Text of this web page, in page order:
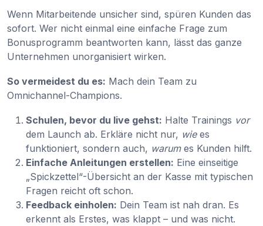
Wenn Mitarbeitende unsicher sind, spüren Kunden das
sofort. Wer nicht einmal eine einfache Frage zum
Bonusprogramm beantworten kann, lässt das ganze
Unternehmen unorganisiert wirken.
So vermeidest du es: Mach dein Team zu
Omnichannel-Champions.
Schulen, bevor du live gehst: Halte Trainings vor
dem Launch ab. Erkläre nicht nur, wiees
funktioniert, sondern auch, warumes Kunden hilft.
Einfache Anleitungen erstellen: Eine einseitige
„Spickzettel“-Übersicht an der Kasse mit typischen
Fragen reicht oft schon.
Feedback einholen: Dein Team ist nah dran. Es
erkennt als Erstes, was klappt – und was nicht.